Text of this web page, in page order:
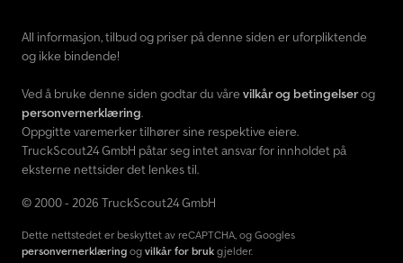
All informasjon, tilbud og priser på denne siden er uforpliktende
og ikke bindende!
Ved å bruke denne siden godtar du våre vilkår og betingelserog
personvernerklæring.
Oppgitte varemerker tilhører sine respektive eiere.
TruckScout24 GmbH påtar seg intet ansvar for innholdet på
eksterne nettsider det lenkes til.
© 2000 - 2026 TruckScout24 GmbH
Dette nettstedet er beskyttet av reCAPTCHA, og Googles
personvernerklæring og vilkår for bruk gjelder.